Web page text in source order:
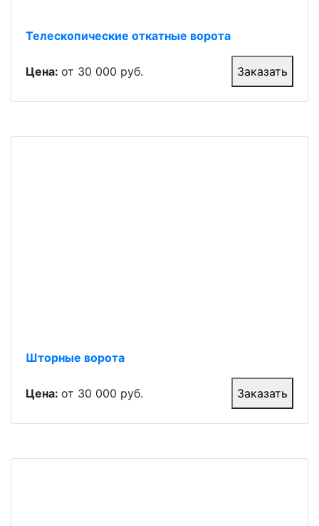
Телескопические откатные ворота
Цена: от 30 000 руб. Заказать
Шторные ворота
Цена: от 30 000 руб. Заказать